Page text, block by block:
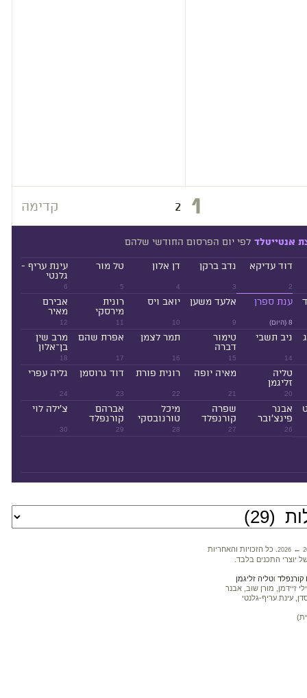
1
2 קדימה
אנטייטלד לפי יום הפרסום החודשי שלהם
2
דוד עדיקא
3
נדב ברקן
4
דן אלון
5
טל מור
6
עינת עריף -
גלנטי
8 (היום)
ענת ספרן
9
אלעד משען
10
יואב ויס
11
רונית
מירסקי
12
אבירם
מאיר
14
ניב תשבי
15
טימור
דברה
16
תמר לצמן
17
אפרת שהם
18
מרב שין
בן־אלון
20
טליה
זליגמן
21
מאיה יופה
22
רונית פורת
23
דוד גרוסמן
24
גליה עפרי
26
אבנר
פינצ'ובר
27
שפרה
קורנפלד
28
מיכל
טורנובסקי
29
אברהם
קורנפלד
30
צ'ילה לוי
2026 ←
. כל הזכויות והאחריות
יוצרי התכנים בלבד.
וטליה זליגמן
זיידמן, מורן שוב, אבנר
עינת עריף-גלנטי